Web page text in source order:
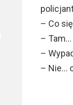
– Co
–
–
– Nie…